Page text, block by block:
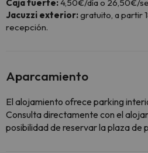
Caja fuerte:4,50€/día o 26,50€/
Jacuzzi exterior:gratuito, a partir
recepción.
Aparcamiento
El alojamiento ofrece parking
Consulta directamente con el
posibilidad de reservar la plaza de